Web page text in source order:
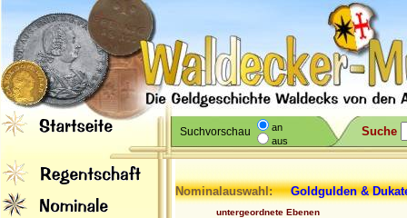
Suchvorschau
an
aus
Suche
Nominalauswahl:Goldgulden &
untergeordnete Ebenen